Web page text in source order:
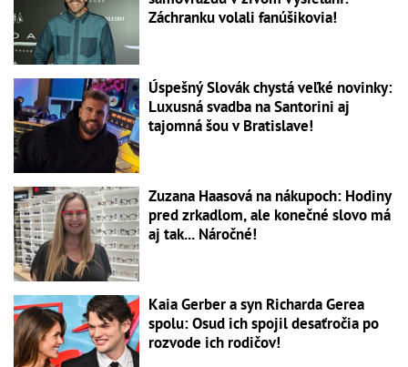
Záchranku volali fanúšikovia!
Úspešný Slovák chystá veľké novinky:
Luxusná svadba na Santorini aj
tajomná šou v Bratislave!
Zuzana Haasová na nákupoch: Hodiny
pred zrkadlom, ale konečné slovo má
aj tak... Náročné!
Kaia Gerber a syn Richarda Gerea
spolu: Osud ich spojil desaťročia po
rozvode ich rodičov!